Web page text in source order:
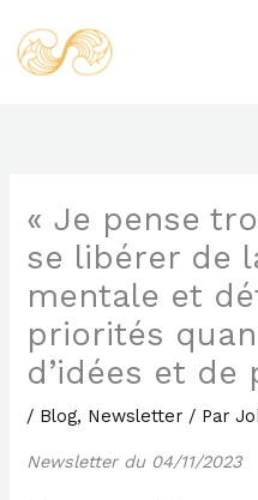
au
contenu
« Je pense
se libérer de
mentale et
priorités
d’idées et de
/ Blog, Newsletter / Par
Newsletter du 04/11/2023